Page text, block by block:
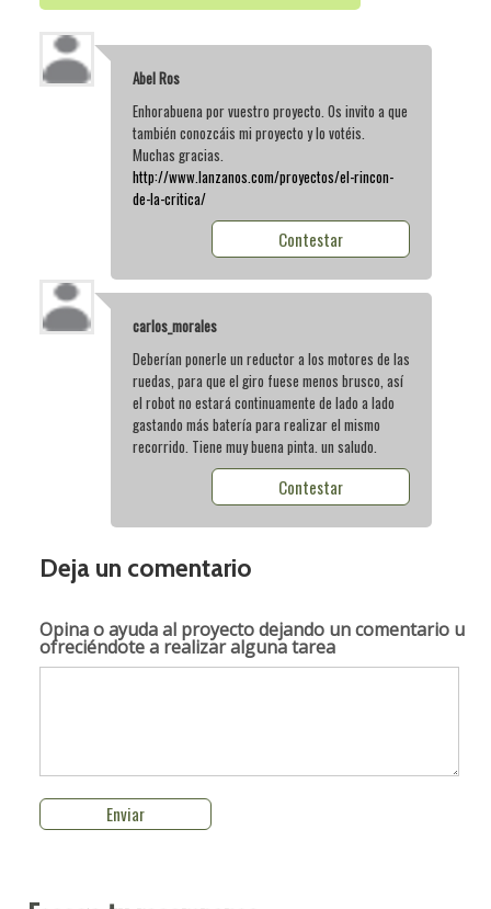
Abel Ros
Enhorabuena por vuestro proyecto. Os invito a que
también conozcáis mi proyecto y lo votéis.
Muchas gracias.
http://www.lanzanos.com/proyectos/el-rincon-
de-la-critica/
Contestar
carlos_morales
Deberían ponerle un reductor a los motores de las
ruedas, para que el giro fuese menos brusco, así
el robot no estará continuamente de lado a lado
gastando más batería para realizar el mismo
recorrido. Tiene muy buena pinta. un saludo.
Contestar
Deja un comentario
Opina o ayuda al proyectodejando un comentario u
ofreciéndote a realizar alguna tarea